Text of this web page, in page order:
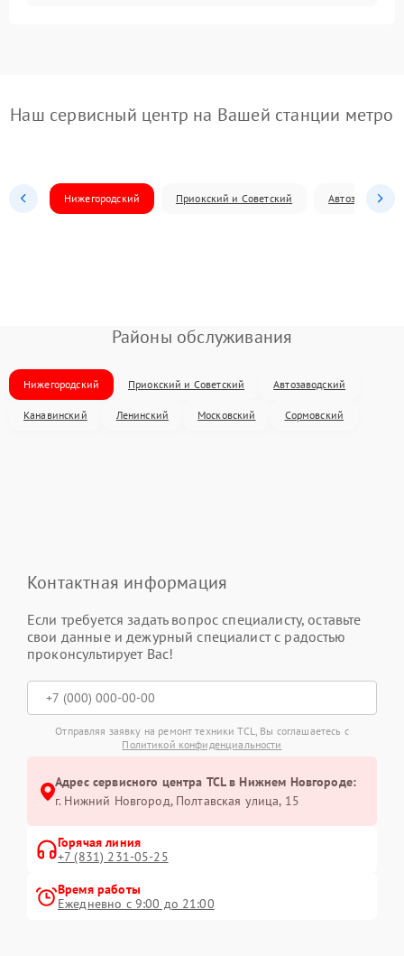
Наш сервисный центр на Вашей станции метро
Нижегородский Приокский и Советский Автозаводский
Районы обслуживания
Нижегородский Приокский и Советский Автозаводский
Канавинский Ленинский Московский Сормовский
Контактная информация
Если требуется задать вопрос специалисту, оставьте
свои данные и дежурный специалист с радостью
проконсультирует Вас!
Отправляя заявку на ремонт техники TCL, Вы соглашаетесь с
Политикой конфиденциальности
Адрес сервисного центра TCL в Нижнем Новгороде:
г. Нижний Новгород, Полтавская улица, 15
Горячая линия
+7 (831) 231-05-25
Время работы
Ежедневно с 9:00 до 21:00